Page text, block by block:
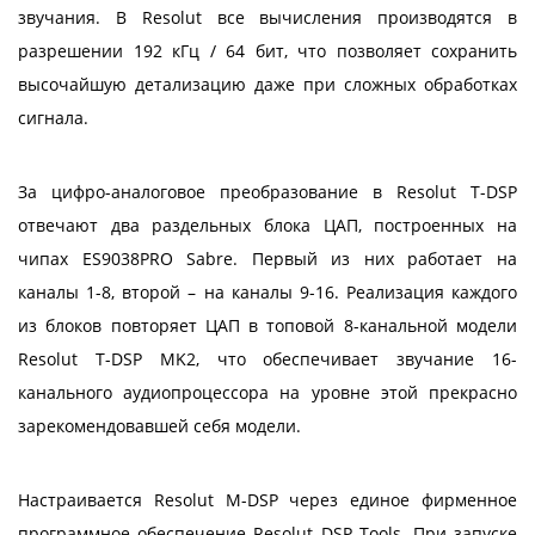
звучания. В Resolut все вычисления производятся в
разрешении 192 кГц / 64 бит, что позволяет сохранить
высочайшую детализацию даже при сложных обработках
сигнала.
За цифро-аналоговое преобразование в Resolut T-DSP
отвечают два раздельных блока ЦАП, построенных на
чипах ES9038PRO Sabre. Первый из них работает на
каналы 1-8, второй – на каналы 9-16. Реализация каждого
из блоков повторяет ЦАП в топовой 8-канальной модели
Resolut T-DSP MK2, что обеспечивает звучание 16-
канального аудиопроцессора на уровне этой прекрасно
зарекомендовавшей себя модели.
Настраивается Resolut М-DSP через единое фирменное